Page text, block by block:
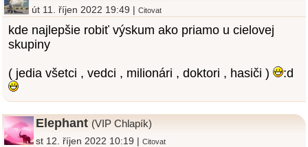
út 11. říjen 2022 19:49 | Citovat
kde najlepšie robiť výskum ako priamo u cielovej
skupiny
( jedia všetci , vedci , milionári , doktori , hasiči ) :d
Elephant (VIP Chlapík)
st 12. říjen 2022 10:19 |Citovat